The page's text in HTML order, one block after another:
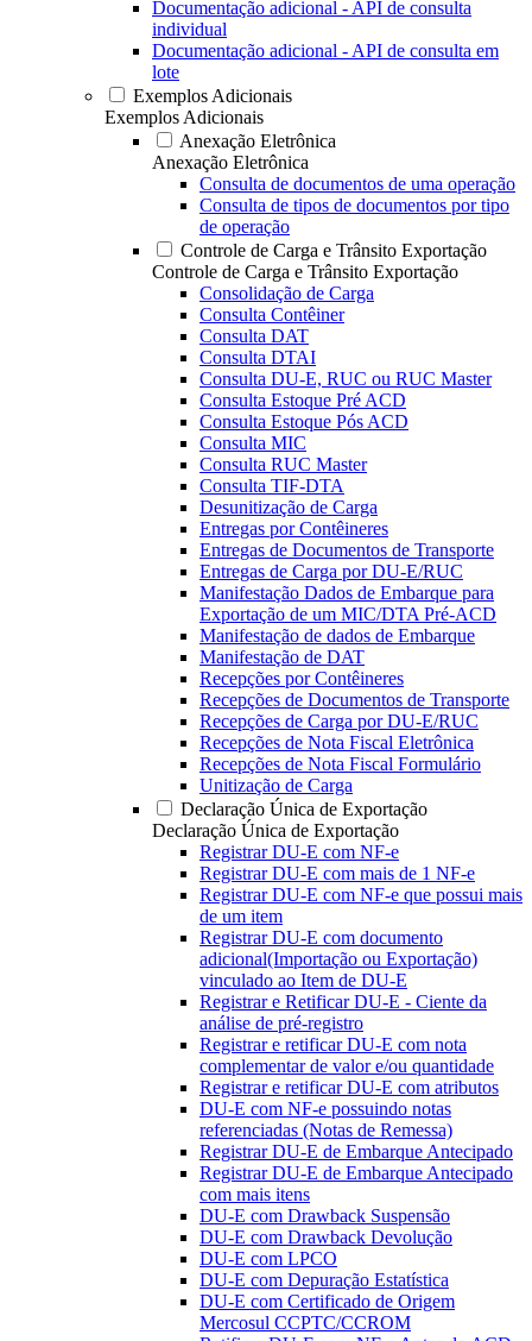
Documentação adicional - API de consulta
individual
Documentação adicional - API de consulta em
lote
Exemplos Adicionais
Exemplos Adicionais
Anexação Eletrônica
Anexação Eletrônica
Consulta de documentos de uma operação
Consulta de tipos de documentos por tipo
de operação
Controle de Carga e Trânsito Exportação
Controle de Carga e Trânsito Exportação
Consolidação de Carga
Consulta Contêiner
Consulta DAT
Consulta DTAI
Consulta DU-E, RUC ou RUC Master
Consulta Estoque Pré ACD
Consulta Estoque Pós ACD
Consulta MIC
Consulta RUC Master
Consulta TIF-DTA
Desunitização de Carga
Entregas por Contêineres
Entregas de Documentos de Transporte
Entregas de Carga por DU-E/RUC
Manifestação Dados de Embarque para
Exportação de um MIC/DTA Pré-ACD
Manifestação de dados de Embarque
Manifestação de DAT
Recepções por Contêineres
Recepções de Documentos de Transporte
Recepções de Carga por DU-E/RUC
Recepções de Nota Fiscal Eletrônica
Recepções de Nota Fiscal Formulário
Unitização de Carga
Declaração Única de Exportação
Declaração Única de Exportação
Registrar DU-E com NF-e
Registrar DU-E com mais de 1 NF-e
Registrar DU-E com NF-e que possui mais
de um item
Registrar DU-E com documento
adicional(Importação ou Exportação)
vinculado ao Item de DU-E
Registrar e Retificar DU-E - Ciente da
análise de pré-registro
Registrar e retificar DU-E com nota
complementar de valor e/ou quantidade
Registrar e retificar DU-E com atributos
DU-E com NF-e possuindo notas
referenciadas (Notas de Remessa)
Registrar DU-E de Embarque Antecipado
Registrar DU-E de Embarque Antecipado
com mais itens
DU-E com Drawback Suspensão
DU-E com Drawback Devolução
DU-E com LPCO
DU-E com Depuração Estatística
DU-E com Certificado de Origem
Mercosul CCPTC/CCROM